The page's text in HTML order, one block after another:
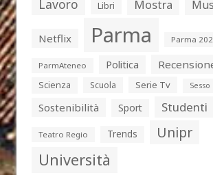
Lavoro Libri Mostra
Netflix Parma Parma
ParmAteneo Politica
Scienza
Scuola Serie Tv Sesso
Sostenibilità Sport Studenti
Teatro Regio Trends Unipr
Università